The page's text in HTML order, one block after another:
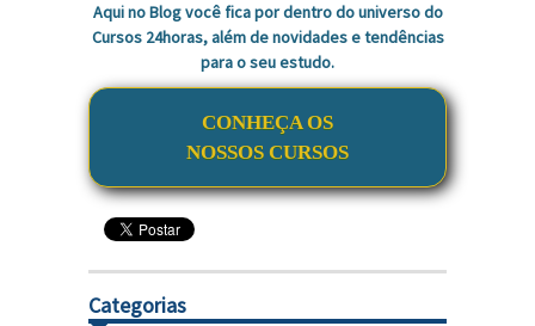
Aqui no Blog você fica por dentro do universo do
Cursos 24horas, além de novidades e tendências
para o seu estudo.
CONHEÇA OS
NOSSOS CURSOS
Categorias